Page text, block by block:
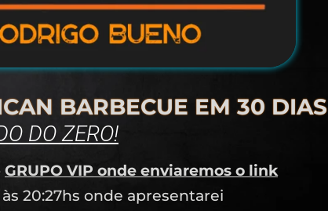
BARBECUE EM 30 DIAS
DO ZERO!
GRUPO VIP onde enviaremos o link
20:27hs onde apresentarei